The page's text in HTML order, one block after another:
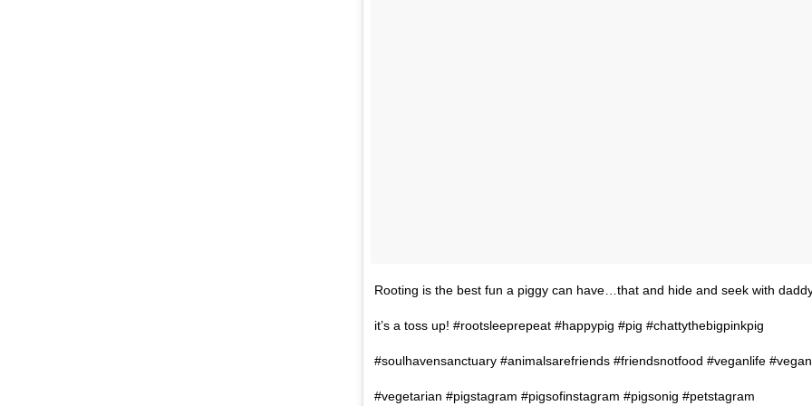
Rooting is the best fun a piggy can have…that and hide and seek with
it’s a toss up! #rootsleeprepeat #happypig #pig #chattythebigpinkpig
#soulhavensanctuary #animalsarefriends #friendsnotfood #veganlife #vegan
#vegetarian #pigstagram #pigsofinstagram #pigsonig #petstagram